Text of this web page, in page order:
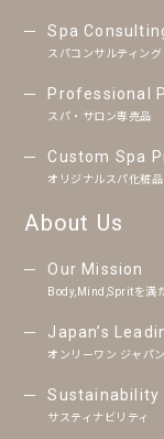
Spa
スパコンサルティング
Professional
スパ・サロン専売品
Custom Spa
オリジナルスパ化粧
About Us
Our Mission
Body,Mind,Spritを満
Japan’s
オンリーワン ジャパ
Sustainability
サスティナビリティ